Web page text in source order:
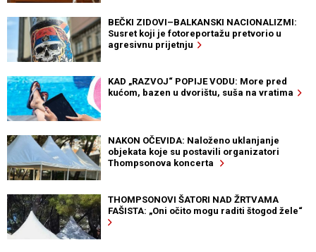
BEČKI ZIDOVI–BALKANSKI NACIONALIZMI:
Susret koji je fotoreportažu pretvorio u
agresivnu prijetnju
KAD „RAZVOJ“ POPIJE VODU: More pred
kućom, bazen u dvorištu, suša na vratima
NAKON OČEVIDA: Naloženo uklanjanje
objekata koje su postavili organizatori
Thompsonova koncerta
THOMPSONOVI ŠATORI NAD ŽRTVAMA
FAŠISTA: „Oni očito mogu raditi štogod žele“